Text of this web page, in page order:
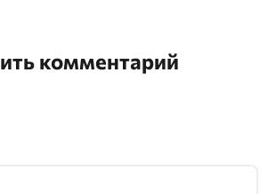
комментарий